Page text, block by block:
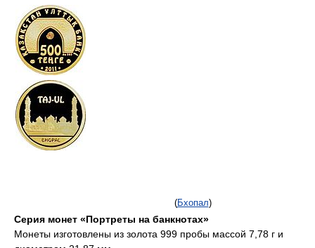
(Бхопал)
Серия монет «Портреты на банкнотах»
Монеты изготовлены из золота 999 пробы массой 7,78 г и